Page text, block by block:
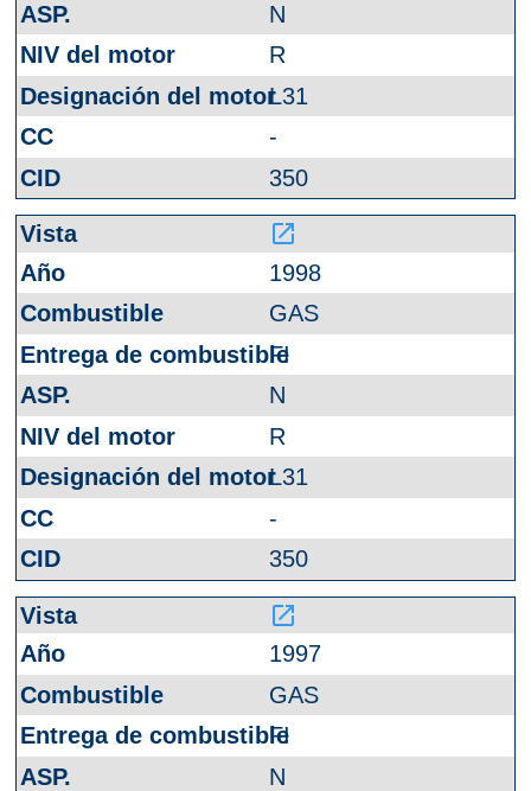
N
R
L31
-
350
launch
1998
GAS
FI
N
R
L31
-
350
launch
1997
GAS
FI
N